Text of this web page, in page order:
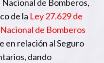
de Bomberos,
de la Ley 27.629 de
de Bomberos
en relación al Seguro
dando